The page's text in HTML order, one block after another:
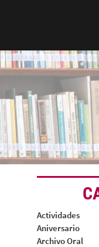
Actividades
Aniversario
Archivo Oral